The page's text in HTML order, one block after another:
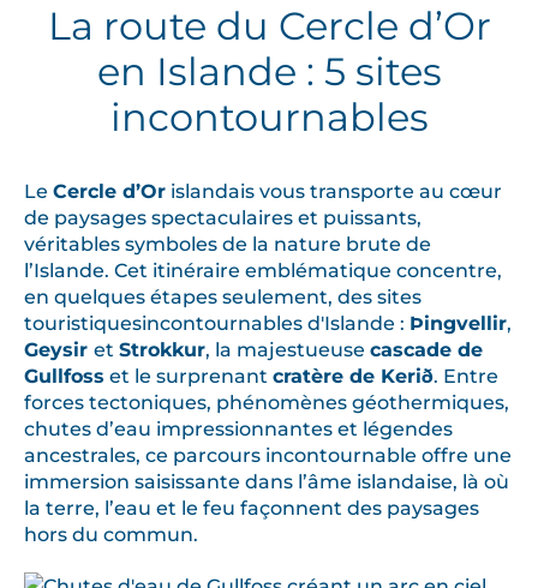
La route du Cercle d’Or
en Islande : 5 sites
incontournables
Le Cercle d’Or islandais vous transporte au cœur
de paysages spectaculaires et puissants,
véritables symboles de la nature brute de
l’Islande. Cet itinéraire emblématique concentre,
en quelques étapes seulement, des sites
touristiquesincontournables d'Islande : Þingvellir,
Geysir et Strokkur, la majestueuse cascade de
Gullfoss et le surprenant cratère de Kerið. Entre
forces tectoniques, phénomènes géothermiques,
chutes d’eau impressionnantes et légendes
ancestrales, ce parcours incontournable offre une
immersion saisissante dans l’âme islandaise, là où
la terre, l’eau et le feu façonnent des paysages
hors du commun.